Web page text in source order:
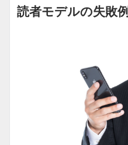
読者モデルの失敗例